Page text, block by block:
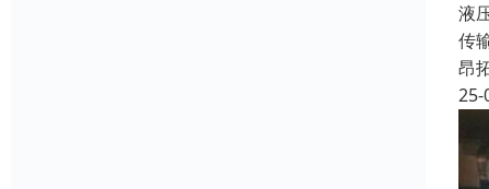
液
传
昂
25-